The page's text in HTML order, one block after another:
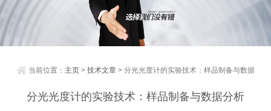
当前位置： 主页 >技术文章 > 分光光度计的实验技术：样品制备与数据
分析分光光度计的实验技术：样品制备与数据分析